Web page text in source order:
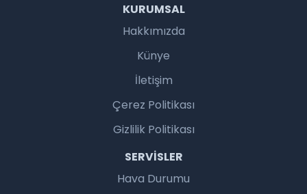
KURUMSAL
Hakkımızda
Künye
İletişim
Çerez Politikası
Gizlilik Politikası
SERVISLER
Hava Durumu